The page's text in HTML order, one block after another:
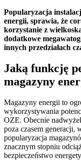
Popularyzacja
energii, sprawia, że
korzystanie z
dodatkowe
innych przedziałach
Jaką funkcję
magazyny
Magazyny energii to
wykorzystywania
OZE. Obecnie
poza czasem generacji,
popularyzacja
znacznym stopniu
bezpieczeństwo